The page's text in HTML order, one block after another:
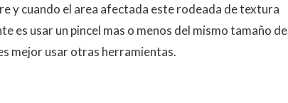
y cuando el area afectada este rodeada de textura
es usar un pincel mas o menos del mismo tamaño de
mejor usar otras herramientas.